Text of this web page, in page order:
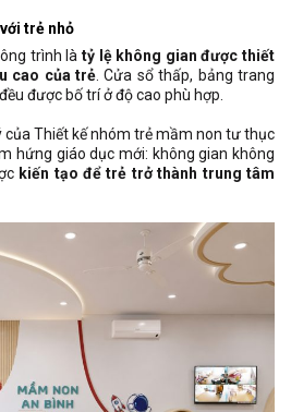
trẻ nhỏ
trình làtỷ lệ không gian được thiết
cao của trẻ . Cửa sổ thấp, bảng trang
được bố trí ở độ cao phù hợp.
của Thiết kế nhóm trẻ mầm non tư thục
hứng giáo dục mới: không gian không
kiến tạo để trẻ trở thành trung tâm